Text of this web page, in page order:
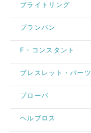
ブライトリング
ブランパン
F・コンスタント
ブレスレット・パーツ
ブローバ
ヘルブロス